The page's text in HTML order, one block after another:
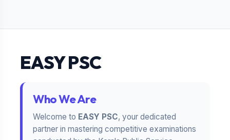
EASY PSC
Who We Are
Welcome to EASY PSC, your dedicated
partner in mastering competitive examinations